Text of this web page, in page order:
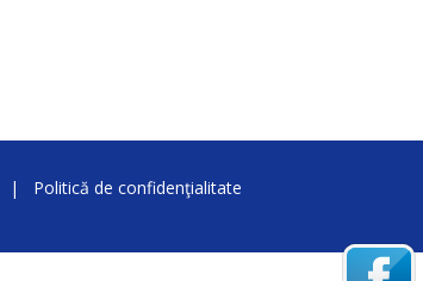
| Politică de confidenţialitate